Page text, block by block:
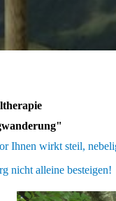
Ihnen wirkt steil,
nicht alleine besteigen!